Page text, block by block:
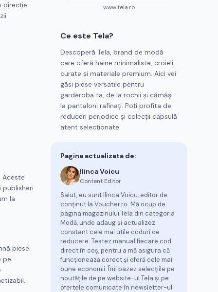
direcție
Aceste
la
piese
pe
www.tela.ro
Ce este Tela?
Descoperă Tela, brand de modă
care oferă haine minimaliste, croieli
curate și materiale premium. Aici vei
găsi piese versatile pentru
garderoba ta, de la rochii și cămăși
la pantaloni rafinați. Poți profita de
reduceri periodice și colecții capsulă
atent selecționate.
Pagina actualizata de:
Ilinca Voicu
Content Editor
Salut, eu sunt Ilinca Voicu, editor de
conținut la Voucher.ro. Mă ocup de
pagina magazinului Tela din categoria
Modă, unde adaug și actualizez
constant cele mai utile coduri de
reducere. Testez manual fiecare cod
direct în coș, pentru a mă asigura că
funcționează corect și oferă cele mai
bune economii. Îmi bazez selecțiile pe
noutățile de pe website-ul Tela și pe
ofertele comunicate în newsletter-ul